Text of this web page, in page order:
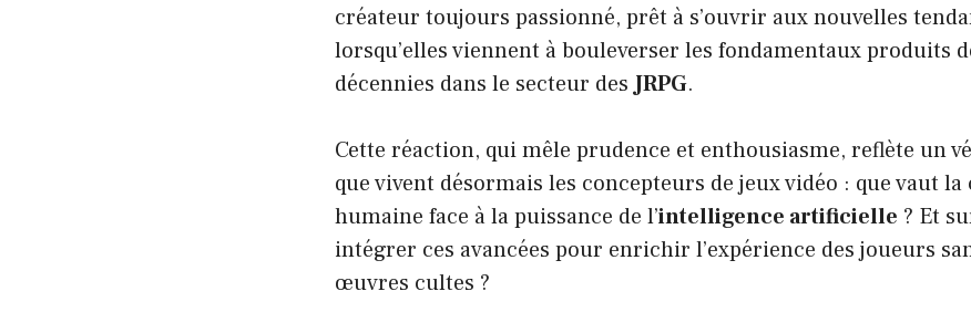
créateur toujours passionné, prêt à s’ouvrir aux nouvelles
lorsqu’elles viennent à bouleverser les fondamentaux produits
décennies dans le secteur desJRPG.
Cette réaction, qui mêle prudence et enthousiasme, reflète un
que vivent désormais les concepteurs de jeux vidéo : que vaut
humaine face à la puissance de l’intelligence artificielle ? Et
intégrer ces avancées pour enrichir l’expérience des joueurs
œuvres cultes ?